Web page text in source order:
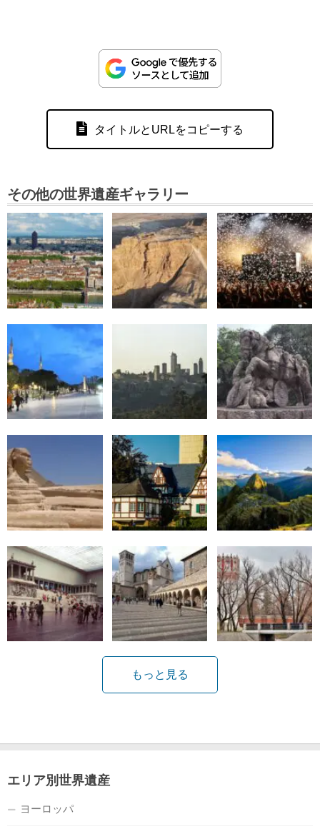
タイトルとURLをコピーする
その他の世界遺産ギャラリー
もっと見る
エリア別世界遺産
ヨーロッパ